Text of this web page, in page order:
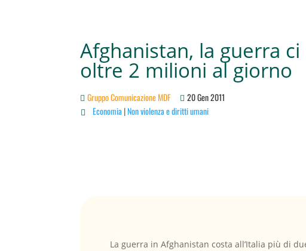
Afghanistan, la guerra ci
oltre 2 milioni al giorno
Gruppo Comunicazione MDF 20 Gen 2011
 Economia |Non violenza e diritti umani
La guerra in Afghanistan costa all’Italia più di